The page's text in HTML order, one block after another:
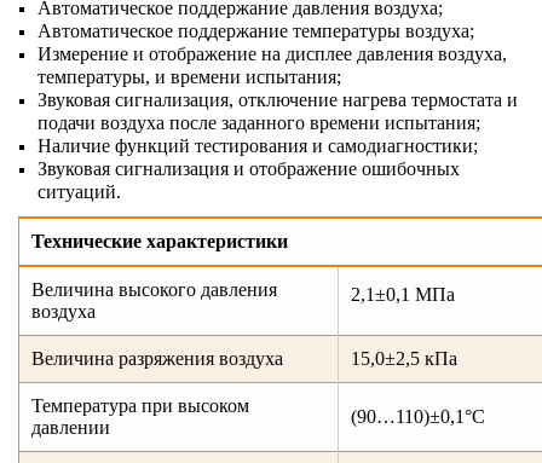
Автоматическое поддержание давления воздуха;
Автоматическое поддержание температуры воздуха;
Измерение и отображение на дисплее давления воздуха,
температуры, и времени испытания;
Звуковая сигнализация, отключение нагрева термостата и
подачи воздуха после заданного времени испытания;
Наличие функций тестирования и самодиагностики;
Звуковая сигнализация и отображение ошибочных
ситуаций.
Технические характеристики
Величина высокого давления
воздуха
2,1±0,1 МПа
Величина разряжения воздуха 15,0±2,5 кПа
Температура при высоком
давлении
(90…110)±0,1°С